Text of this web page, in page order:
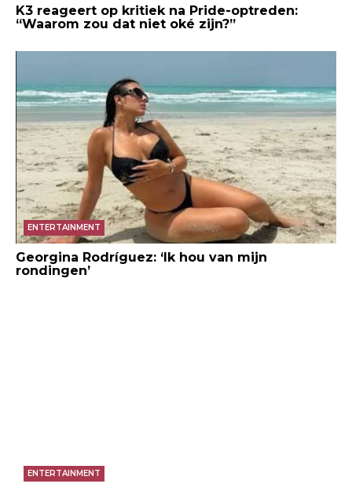
K3 reageert op kritiek na Pride-optreden:
“Waarom zou dat niet oké zijn?”
ENTERTAINMENT
Georgina Rodríguez: ‘Ik hou van mijn
rondingen’
ENTERTAINMENT